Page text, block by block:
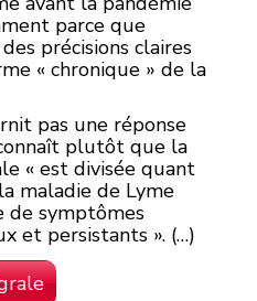
parce que
précisions claires
« chronique » de la
pas une réponse
plutôt que la
« est divisée quant
maladie de Lyme
de symptômes
et persistants ». (…)